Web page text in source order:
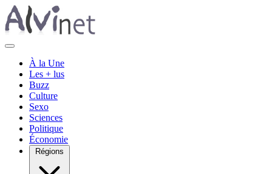
À la Une
Les + lus
Buzz
Culture
Sexo
Sciences
Politique
Économie
Régions